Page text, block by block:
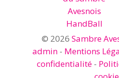
© 2026 Sambre
admin - Mentions
confidentialité-